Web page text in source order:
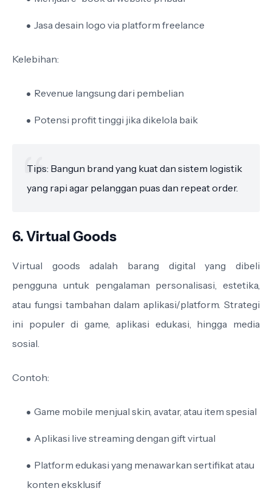
Jasa desain logo via platform freelance
Kelebihan:
Revenue langsung dari pembelian
Potensi profit tinggi jika dikelola baik
Tips: Bangun brand yang kuat dan sistem logistik
yang rapi agar pelanggan puas dan repeat order.
6. Virtual Goods
Virtual goods adalah barang digital yang dibeli
pengguna untuk pengalaman personalisasi, estetika,
atau fungsi tambahan dalam aplikasi/platform. Strategi
ini populer di game, aplikasi edukasi, hingga media
sosial.
Contoh:
Game mobile menjual skin, avatar, atau item spesial
Aplikasi live streaming dengan gift virtual
Platform edukasi yang menawarkan sertifikat atau
konten eksklusif